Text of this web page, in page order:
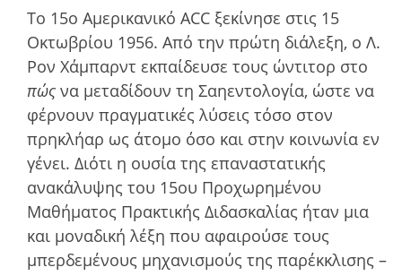
Το 15ο Αμερικανικό ACC ξεκίνησε στις 15
Οκτωβρίου 1956. Από την πρώτη διάλεξη, ο Λ.
Ρον Χάμπαρντ εκπαίδευσε τους ώντιτορ στο
πώς να µεταδίδουν τη Σαηεντολογία, ώστε να
φέρνουν πραγµατικές λύσεις τόσο στον
πρηκλήαρ ως άτοµο όσο και στην κοινωνία εν
γένει. Διότι η ουσία της επαναστατικής
ανακάλυψης του 15ου Προχωρηµένου
Μαθήµατος Πρακτικής Διδασκαλίας ήταν µια
και µοναδική λέξη που αφαιρούσε τους
µπερδεµένους µηχανισµούς της παρέκκλισης –